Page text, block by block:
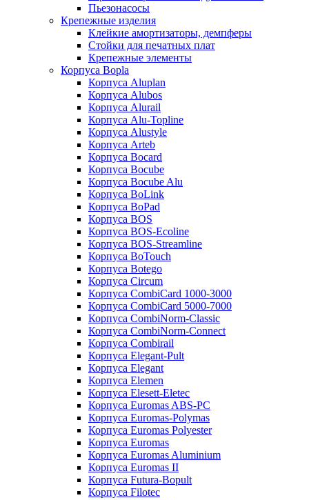
Пьезонасосы
Крепежные изделия
Клейкие амортизаторы, демпферы
Стойки для печатных плат
Крепежные элементы
Корпуса Bopla
Корпуса Aluplan
Корпуса Alubos
Корпуса Alurail
Корпуса Alu-Topline
Корпуса Alustyle
Корпуса Arteb
Корпуса Bocard
Корпуса Bocube
Корпуса Bocube Alu
Корпуса BoLink
Корпуса BoPad
Корпуса BOS
Корпуса BOS-Ecoline
Корпуса BOS-Streamline
Корпуса BoTouch
Корпуса Botego
Корпуса Circum
Корпуса CombiCard 1000-3000
Корпуса CombiCard 5000-7000
Корпуса CombiNorm-Classic
Корпуса CombiNorm-Connect
Корпуса Combirail
Корпуса Elegant-Pult
Корпуса Elegant
Корпуса Elemen
Корпуса Elesett-Eletec
Корпуса Euromas ABS-PC
Корпуса Euromas-Polymas
Корпуса Euromas Polyester
Корпуса Euromas
Корпуса Euromas Aluminium
Корпуса Euromas II
Корпуса Futura-Bopult
Корпуса Filotec